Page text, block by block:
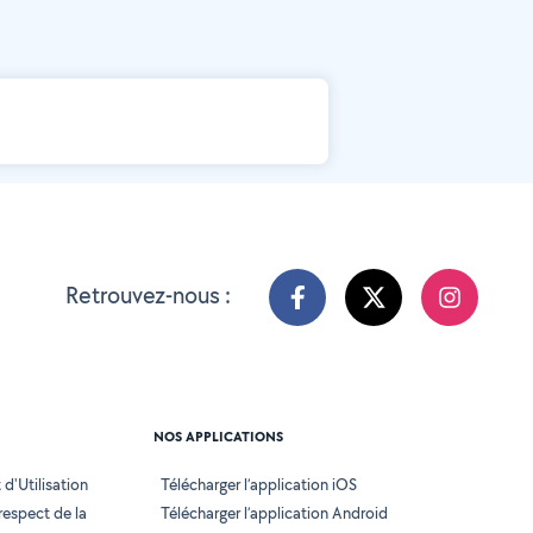
Retrouvez-nous :
d'Utilisation
de la
NOS APPLICATIONS
Télécharger l’application iOS
Télécharger l’application Android